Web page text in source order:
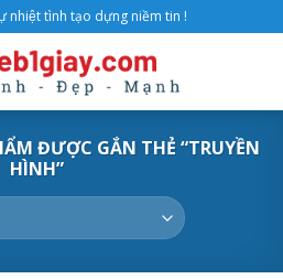
nhiệt tình tạo dựng niềm tin !
ĐƯỢC GẮN THẺ “TRUYỀN
HÌNH”